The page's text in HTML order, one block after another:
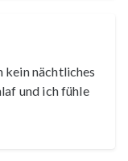
kein nächtliches
und ich fühle